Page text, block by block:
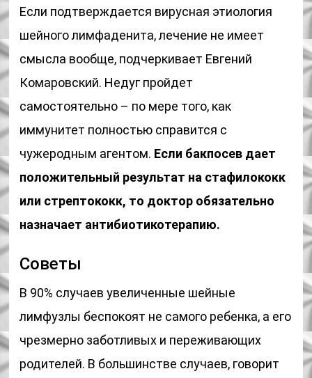
Если подтверждается вирусная этиология
шейного лимфаденита, лечение не имеет
смысла вообще, подчеркивает Евгений
Комаровский. Недуг пройдет
самостоятельно – по мере того, как
иммунитет полностью справится с
чужеродным агентом. Если бакпосев дает
положительный результат на стафилококк
или стрептококк, то доктор обязательно
назначает антибиотикотерапию.
Советы
В 90% случаев увеличенные шейные
лимфузлы беспокоят не самого ребенка, а его
чрезмерно заботливых и переживающих
родителей. В большинстве случаев, говорит